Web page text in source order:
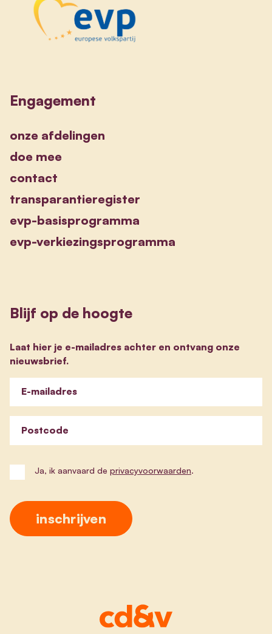
Engagement
onze afdelingen
doe mee
contact
transparantieregister
evp-basisprogramma
evp-verkiezingsprogramma
Blijf op de hoogte
Laat hier je e-mailadres achter en ontvang onze
nieuwsbrief.
E-mailadres
Postcode
Ja, ik aanvaard de privacyvoorwaarden.